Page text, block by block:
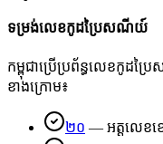
ទម្រង់លេខកូដប្រៃសណីយ៍
កម្ពុជាប្រើប្រព័ន្ធលេខកូដ
ខាងក្រោម៖
២០ — អត្តលេខខេ